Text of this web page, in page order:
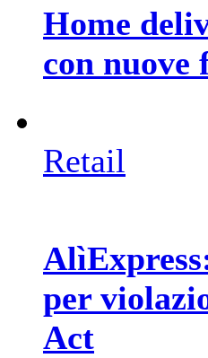
Home
con
Retail
per
Act